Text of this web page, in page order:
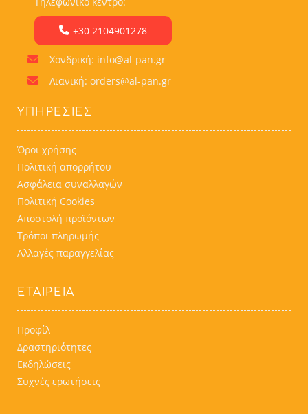
+30 2104901278
Χονδρική: info@al-pan.gr
Λιανική: orders@al-pan.gr
ΥΠΗΡΕΣΊΕΣ
Όροι χρήσης
Πολιτική απορρήτου
Ασφάλεια συναλλαγών
Πολιτική Cookies
Αποστολή προϊόντων
Τρόποι πληρωμής
Αλλαγές παραγγελίας
ΕΤΑΙΡΕΙΑ
Προφίλ
Δραστηριότητες
Εκδηλώσεις
Συχνές ερωτήσεις